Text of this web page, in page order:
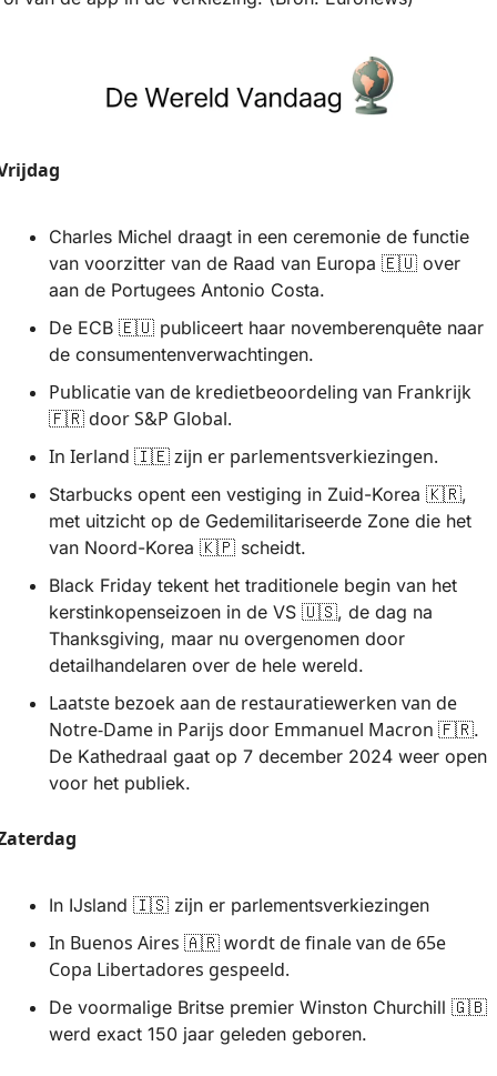
Charles Michel draagt in een ceremonie de functie
van voorzitter van de Raad van Europa 🇪🇺 over
aan de Portugees Antonio Costa.
De ECB 🇪🇺 publiceert haar novemberenquête naar
de consumentenverwachtingen.
Publicatie van de kredietbeoordeling van Frankrijk
🇫🇷 door S&P Global.
In Ierland 🇮🇪 zijn er parlementsverkiezingen.
Starbucks opent een vestiging in Zuid-Korea 🇰🇷,
met uitzicht op de Gedemilitariseerde Zone die het
van Noord-Korea 🇰🇵 scheidt.
Black Friday tekent het traditionele begin van het
kerstinkopenseizoen in de VS 🇺🇸, de dag na
Thanksgiving, maar nu overgenomen door
detailhandelaren over de hele wereld.
Laatste bezoek aan de restauratiewerken van de
Notre-Dame in Parijs door Emmanuel Macron 🇫🇷.
De Kathedraal gaat op 7 december 2024 weer open
voor het publiek.
In IJsland 🇮🇸 zijn er parlementsverkiezingen
In Buenos Aires 🇦🇷 wordt de finale van de 65e
Copa Libertadores gespeeld.
De voormalige Britse premier Winston Churchill 🇬🇧
werd exact 150 jaar geleden geboren.